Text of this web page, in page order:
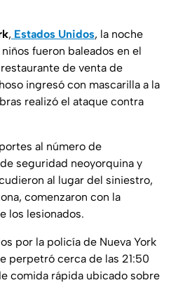
, Estados Unidos, la noche
niños fueron baleados en el
de venta de
ingresó con mascarilla a la
realizó el ataque contra
al número de
seguridad neoyorquina y
al lugar del siniestro,
comenzaron con la
los lesionados.
por la policía de Nueva York
perpetró cerca de las 21:50
comida rápida ubicado sobre